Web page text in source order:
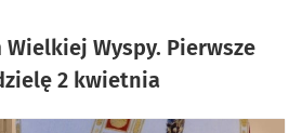
Wielkiej Wyspy. Pierwsze
2 kwietnia